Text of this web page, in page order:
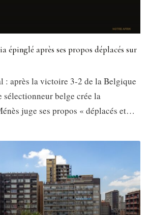
épinglé après ses propos déplacés sur
: après la victoire 3-2 de la Belgique
belge crée la
juge ses propos « déplacés et…